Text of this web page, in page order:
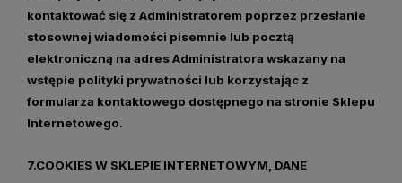
kontaktować się z Administratorem poprzez przesłanie
stosownej wiadomości pisemnie lub pocztą
elektroniczną na adres Administratora wskazany na
wstępie polityki prywatności lub korzystając z
formularza kontaktowego dostępnego na stronie Sklepu
Internetowego.
7.COOKIES W SKLEPIE INTERNETOWYM, DANE